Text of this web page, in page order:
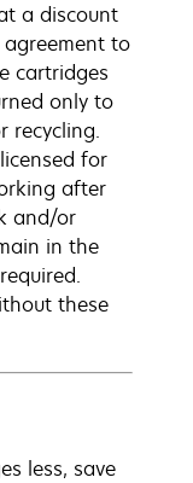
a discount
to
cartridges
only to
recycling.
for
after
and/or
in the
these
less, save